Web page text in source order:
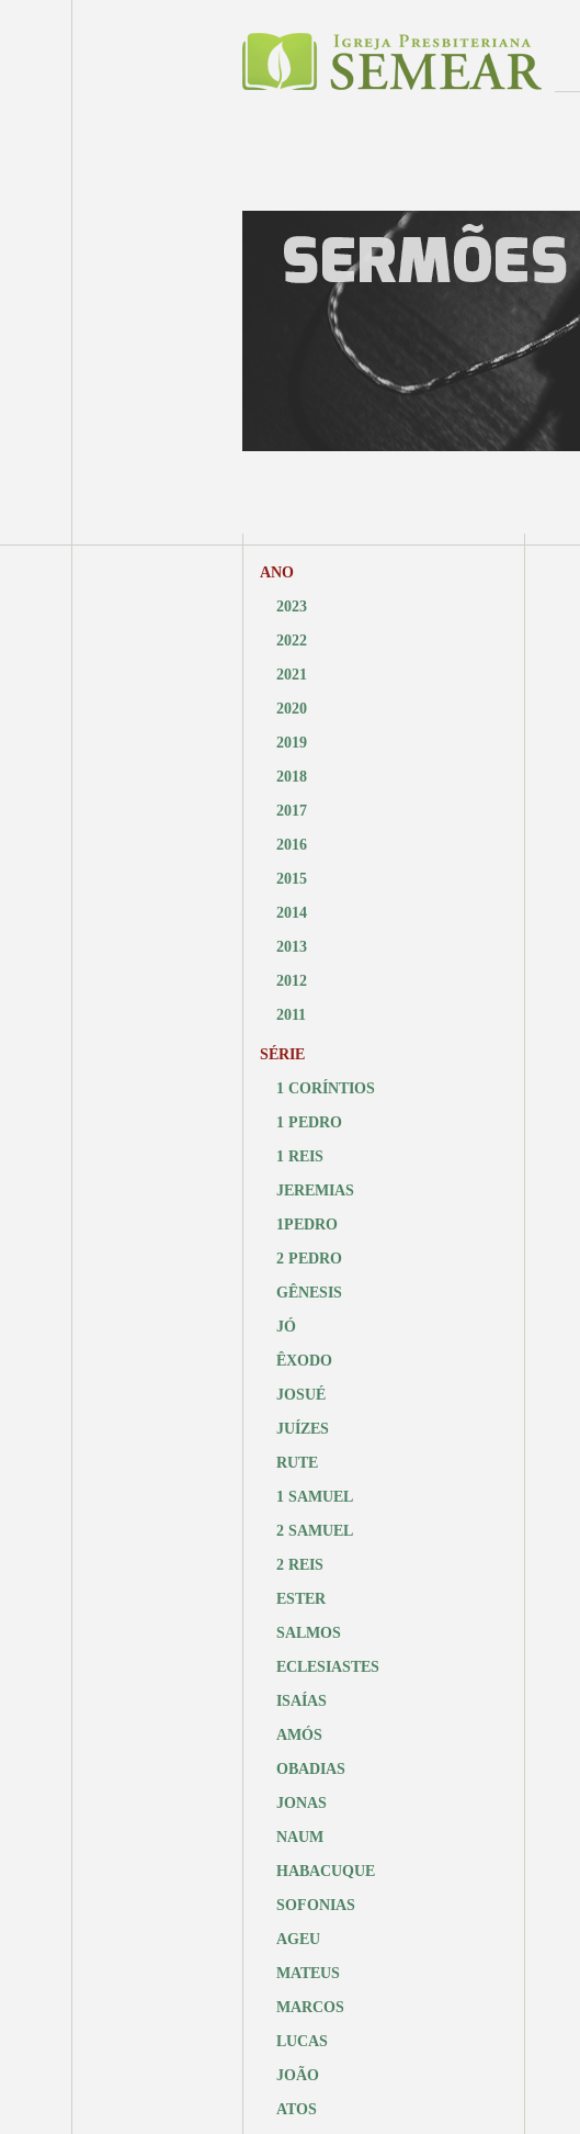
ANO
2023
2022
2021
2020
2019
2018
2017
2016
2015
2014
2013
2012
2011
SÉRIE
1 CORÍNTIOS
1 PEDRO
1 REIS
JEREMIAS
1PEDRO
2 PEDRO
GÊNESIS
JÓ
ÊXODO
JOSUÉ
JUÍZES
RUTE
1 SAMUEL
2 SAMUEL
2 REIS
ESTER
SALMOS
ECLESIASTES
ISAÍAS
AMÓS
OBADIAS
JONAS
NAUM
HABACUQUE
SOFONIAS
AGEU
MATEUS
MARCOS
LUCAS
JOÃO
ATOS